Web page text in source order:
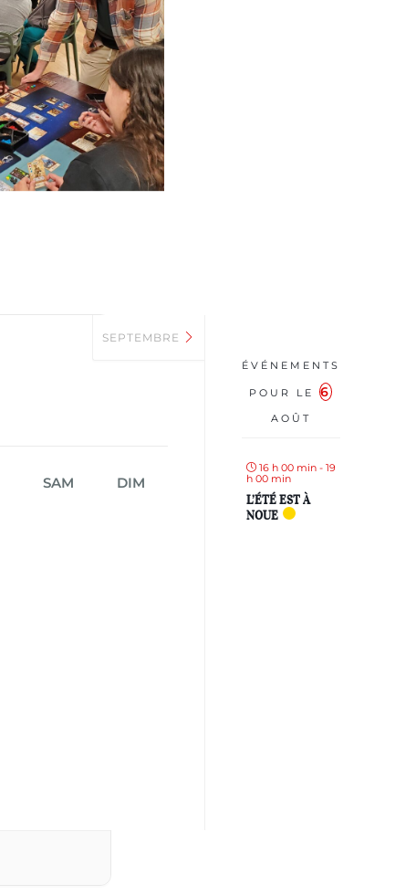
SEPTEMBRE
SAM DIM
ÉVÉNEMENTS
POUR LE6
AOÛT
16 h 00 min - 19
h 00 min
L’ÉTÉ EST À
NOUE